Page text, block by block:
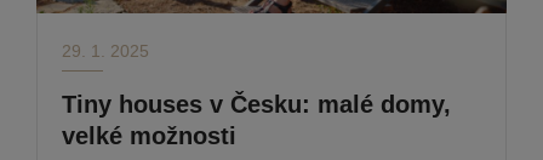
29. 1. 2025
Tiny houses v Česku: malé domy,
velké možnosti